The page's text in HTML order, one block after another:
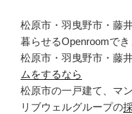
松原市・羽曳野市・藤
暮らせるOpenroomで
松原市・羽曳野市・藤
ムをするなら
松原市の一戸建て、マ
リブウェルグループの